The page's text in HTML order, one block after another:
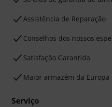
Assistência de Reparação
Conselhos dos nossos
Satisfação Garantida
Maior armazém da Europa
Serviço